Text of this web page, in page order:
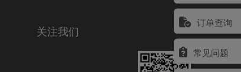
订单查询
常见问题
关注我们